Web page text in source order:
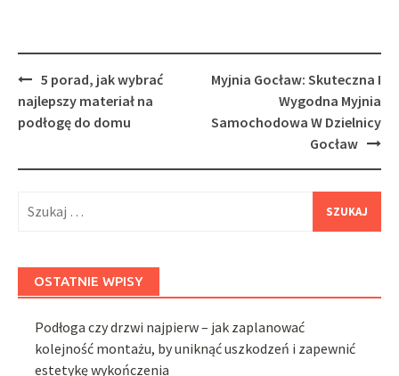
Post
navigation
5 porad, jak wybrać
najlepszy materiał na
podłogę do domu
Myjnia Gocław: Skuteczna I
Wygodna Myjnia
Samochodowa W Dzielnicy
Gocław
OSTATNIE WPISY
Podłoga czy drzwi najpierw – jak zaplanować
kolejność montażu, by uniknąć uszkodzeń i zapewnić
estetykę wykończenia